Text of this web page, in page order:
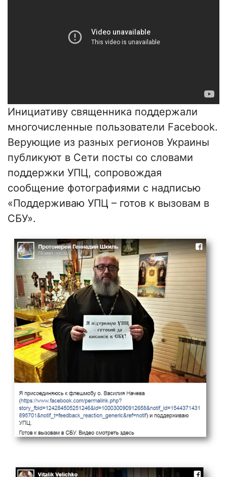
Инициативу священника поддержали
многочисленные пользователи Facebook.
Верующие из разных регионов Украины
публикуют в Сети посты со словами
поддержки УПЦ, сопровождая
сообщение фотографиями с надписью
«Поддерживаю УПЦ – готов к вызовам в
СБУ».